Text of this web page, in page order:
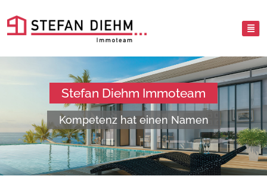
Stefan Diehm Immoteam
Kompetenz hat einen Namen